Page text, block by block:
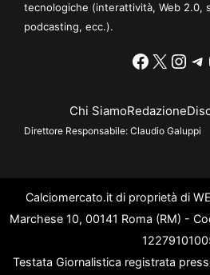
tecnologiche (interattività, Web 2.0,
podcasting, ecc.).
X
Chi SiamoRedazione
Direttore Responsabile: Claudio Galuppi
Calciomercato.it di proprietà di
Marchese 10, 00141 Roma (RM) -
Testata Giornalistica registrata